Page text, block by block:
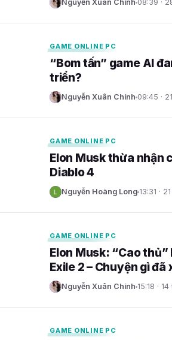
N Nguyễn Xuân Chính 08:39 ·
GAME ONLINE PC
“Bom tấn” game AI
triển?
N Nguyễn Xuân Chính 09:45 ·
GAME ONLINE PC
Elon Musk thừa nhận
Diablo 4
N Nguyễn Hoàng Long 13:31 ·
GAME ONLINE PC
Elon Musk: “Cao
Exile 2 – Chuyện gì đã
N Nguyễn Xuân Chính 15:18 ·
GAME ONLINE PC